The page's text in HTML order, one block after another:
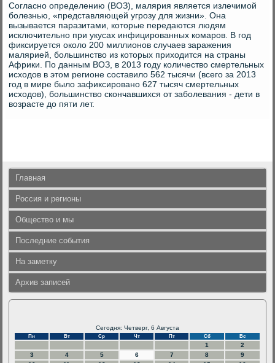
Согласно определению (ВОЗ), малярия является излечимой
болезнью, «представляющей угрозу для жизни». Она
вызывается паразитами, которые передаются людям
исключительно при укусах инфицированных комаров. В год
фиксируется около 200 миллионов случаев заражения
малярией, большинство из которых приходится на страны
Африки. По данным ВОЗ, в 2013 году количество смертельных
исходов в этом регионе составило 562 тысячи (всего за 2013
год в мире было зафиксировано 627 тысяч смертельных
исходов), большинство скончавшихся от заболевания - дети в
возрасте до пяти лет.
Главная
Россия и регионы
Общество и мы
Последние события
На заметку
Архив записей
Сегодня: Четверг, 6 Августа
Пн Вт Ср Чт Пт Сб Вс
1
2
3
4 5 6 7 8
9